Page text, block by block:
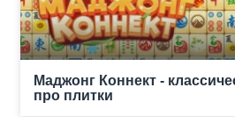
Маджонг Коннект -
про плитки